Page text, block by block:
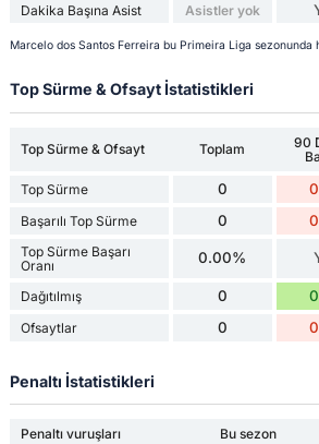
Dakika Başına Asist Asistler yok
Marcelo dos Santos Ferreira bu Primeira Liga sezonunda
Top Sürme & Ofsayt İstatistikleri
Top Sürme & Ofsayt Toplam
90
Top Sürme 0
Başarılı Top Sürme 0
Top Sürme Başarı
Oranı
0.00%
Dağıtılmış 0
Ofsaytlar 0
Penaltı İstatistikleri
Penaltı vuruşları Bu sezon